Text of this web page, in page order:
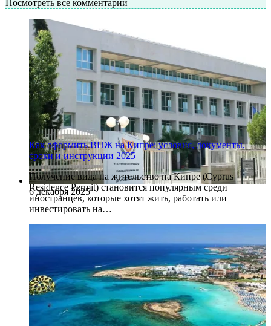
Посмотреть все комментарии
6 декабря 2025
Как оформить ВНЖ на Кипре: условия, документы,
сроки и инструкции 2025
Получение вида на жительство на Кипре (Cyprus
Residence Permit) становится популярным среди
иностранцев, которые хотят жить, работать или
инвестировать на…